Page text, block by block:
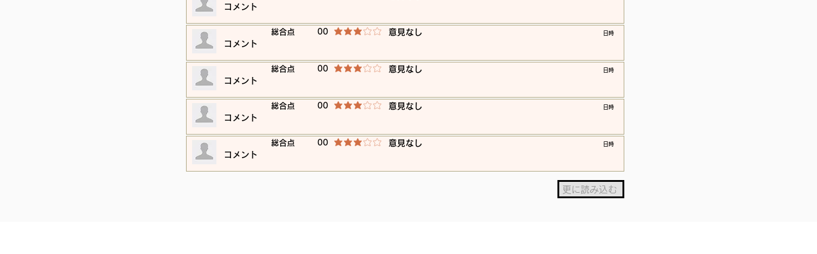
​コメント
​総合点 00 平均評価 3 /5 ​意見なし ​日時
​コメント
​総合点 00 平均評価 3 /5 ​意見なし ​日時
​コメント
​総合点 00 平均評価 3 /5 ​意見なし ​日時
​コメント
​総合点 00 平均評価 3 /5 ​意見なし ​日時
​コメント
更に読み込む